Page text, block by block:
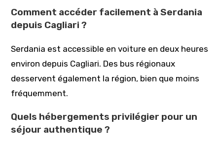
Comment accéder facilement à Serdania
depuis Cagliari ?
Serdania est accessible en voiture en deux heures
environ depuis Cagliari. Des bus régionaux
desservent également la région, bien que moins
fréquemment.
Quels hébergements privilégier pour un
séjour authentique ?